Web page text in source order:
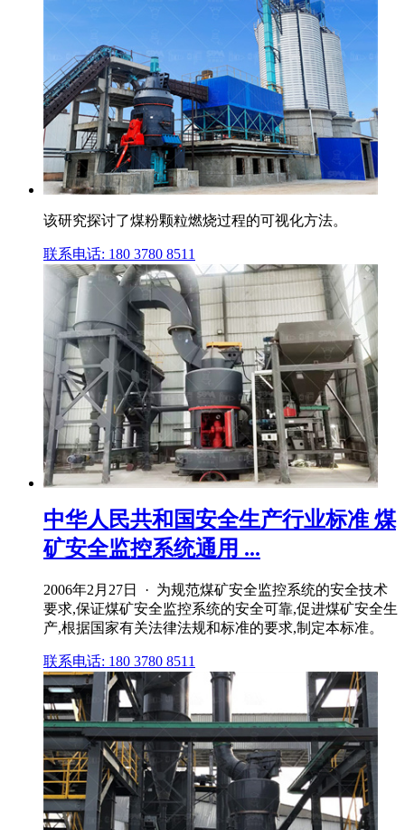
该研究探讨了煤粉颗粒燃烧过程的可视化方法。
联系电话: 180 3780 8511
中华人民共和国安全生产行业标准 煤
矿安全监控系统通用 ...
2006年2月27日 · 为规范煤矿安全监控系统的安全技术
要求,保证煤矿安全监控系统的安全可靠,促进煤矿安全生
产,根据国家有关法律法规和标准的要求,制定本标准。
联系电话: 180 3780 8511